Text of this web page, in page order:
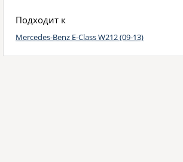
Подходит к
Mercedes-Benz E-Class W212 (09-13)